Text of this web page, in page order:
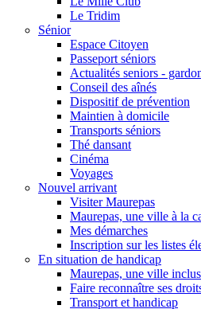
Le Tridim
Sénior
Espace Citoyen
Passeport séniors
Actualités seniors -
Conseil des aînés
Dispositif de prévention
Maintien à domicile
Transports séniors
Thé dansant
Cinéma
Voyages
Nouvel arrivant
Visiter Maurepas
Maurepas, une ville à la
Mes démarches
Inscription sur les listes
En situation de handicap
Maurepas, une ville
Faire reconnaître ses
Transport et handicap